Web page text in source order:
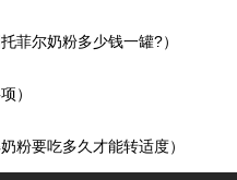
菲尔奶粉多少钱一罐?）
）
粉要吃多久才能转适度）